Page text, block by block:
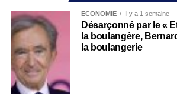
ECONOMIE Il y a 1 semaine
Désarçonné par le «
la boulangère,
la boulangerie